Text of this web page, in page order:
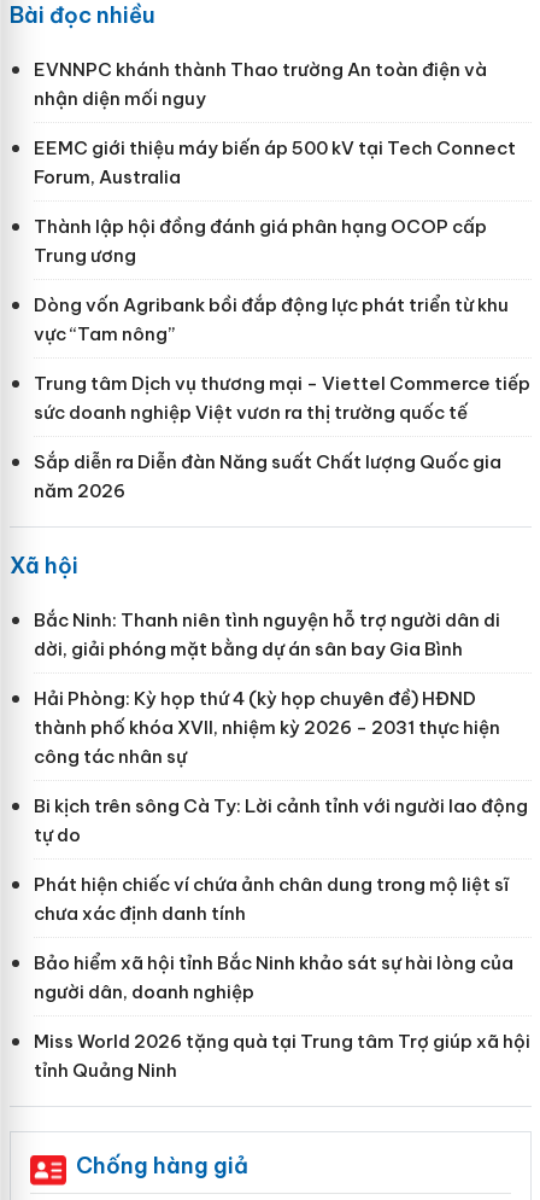
Bài đọc nhiều
EVNNPC khánh thành Thao trường An toàn điện và
nhận diện mối nguy
EEMC giới thiệu máy biến áp 500 kV tại Tech Connect
Forum, Australia
Thành lập hội đồng đánh giá phân hạng OCOP cấp
Trung ương
Dòng vốn Agribank bồi đắp động lực phát triển từ khu
vực “Tam nông”
Trung tâm Dịch vụ thương mại - Viettel Commerce tiếp
sức doanh nghiệp Việt vươn ra thị trường quốc tế
Sắp diễn ra Diễn đàn Năng suất Chất lượng Quốc gia
năm 2026
Xã hội
Bắc Ninh: Thanh niên tình nguyện hỗ trợ người dân di
dời, giải phóng mặt bằng dự án sân bay Gia Bình
Hải Phòng: Kỳ họp thứ 4 (kỳ họp chuyên đề) HĐND
thành phố khóa XVII, nhiệm kỳ 2026 - 2031 thực hiện
công tác nhân sự
Bi kịch trên sông Cà Ty: Lời cảnh tỉnh với người lao động
tự do
Phát hiện chiếc ví chứa ảnh chân dung trong mộ liệt sĩ
chưa xác định danh tính
Bảo hiểm xã hội tỉnh Bắc Ninh khảo sát sự hài lòng của
người dân, doanh nghiệp
Miss World 2026 tặng quà tại Trung tâm Trợ giúp xã hội
tỉnh Quảng Ninh
Chống hàng giả